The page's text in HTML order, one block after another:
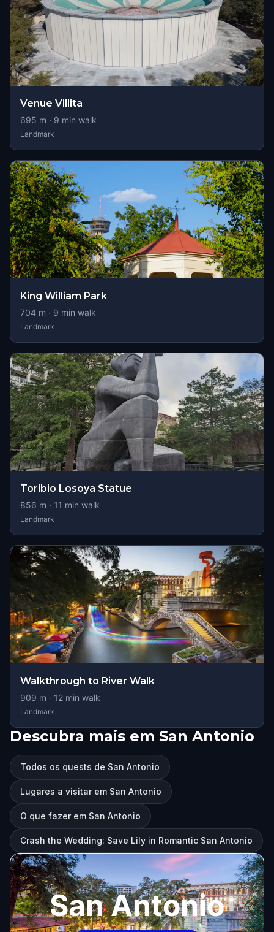
Venue Villita
695 m · 9 min walk
Landmark
King William Park
704 m · 9 min walk
Landmark
Toribio Losoya Statue
856 m · 11 min walk
Landmark
Walkthrough to River Walk
909 m · 12 min walk
Landmark
Descubra mais em San Antonio
Todos os quests de San Antonio
Lugares a visitar em San Antonio
O que fazer em San Antonio
Crash the Wedding: Save Lily in Romantic San Antonio
San Antonio